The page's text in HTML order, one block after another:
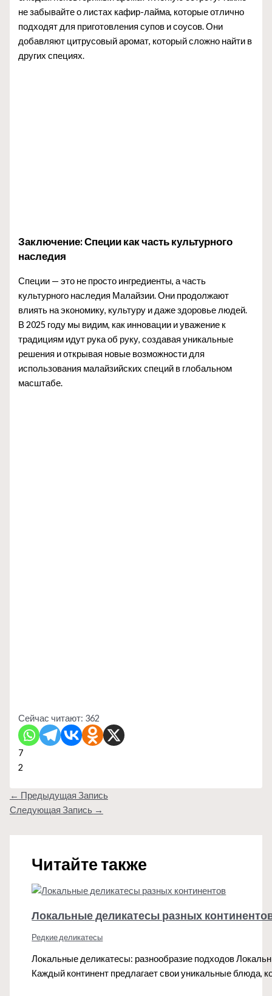
не забывайте о листах кафир-лайма, которые отлично
подходят для приготовления супов и соусов. Они
добавляют цитрусовый аромат, который сложно найти в
других специях.
Заключение: Специи как часть культурного
наследия
Специи — это не просто ингредиенты, а часть
культурного наследия Малайзии. Они продолжают
влиять на экономику, культуру и даже здоровье людей.
В 2025 году мы видим, как инновации и уважение к
традициям идут рука об руку, создавая уникальные
решения и открывая новые возможности для
использования малайзийских специй в глобальном
масштабе.
Сейчас читают: 362
7
2
← Предыдущая Запись
Следующая Запись →
Читайте также
Локальные деликатесы разных
Редкие деликатесы
Локальные деликатесы: разнообразие подходов
Каждый континент предлагает свои уникальные блюда,